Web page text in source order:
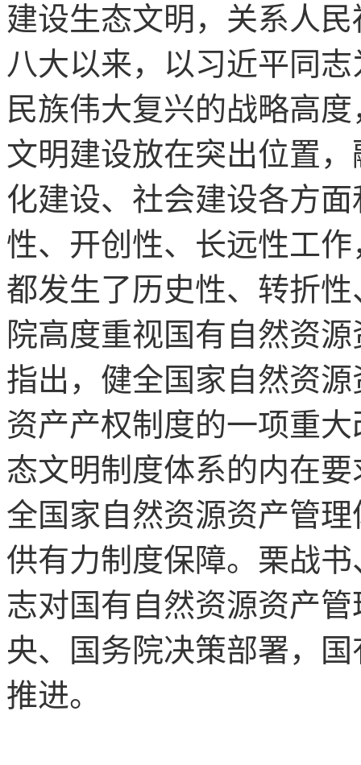
建设生态文明，关系人
八大以来，以习近平同
民族伟大复兴的战略高
文明建设放在突出位置
化建设、社会建设各方
性、开创性、长远性工
都发生了历史性、转折
院高度重视国有自然资
指出，健全国家自然资
资产产权制度的一项重
态文明制度体系的内在
全国家自然资源资产管
供有力制度保障。栗战
志对国有自然资源资产
央、国务院决策部署，
推进。